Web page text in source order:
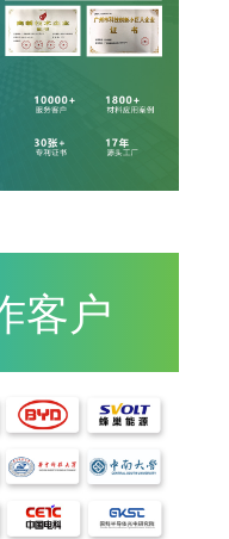
客户